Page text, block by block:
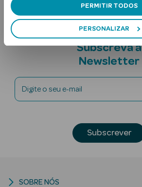
PERMITIR TODOS
PERSONALIZAR
Ver Tudo
Subscreva a
Newsletter
Digite o seu e-mail
Subscrever
SOBRE NÓS